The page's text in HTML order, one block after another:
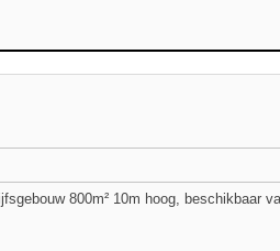
800m² 10m hoog, beschikbaar